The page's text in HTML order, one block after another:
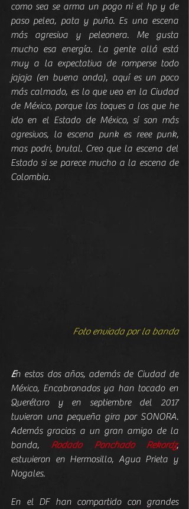
como sea se arma un pogo ni el hp y de
paso pelea, pata y puño. Es una escena
más agresiva y peleonera. Me gusta
mucho esa energía. La gente allá está
muy a la expectativa de romperse todo
jajaja (en buena onda), aquí es un poco
más calmado, es lo que veo en la Ciudad
de México, porque los toques a los que he
ido en el Estado de México, sí son más
agresivos, la escena punk es reee punk,
mas podri, brutal. Creo que la escena del
Estado si se parece mucho a la escena de
Colombia.
Foto enviada por la banda
En estos dos años, además de Ciudad de
México, Encabronados ya han tocado en
Querétaro y en septiembre del 2017
tuvieron una pequeña gira por SONORA.
Además gracias a un gran amigo de la
banda, Rodado Ponchado Rekordz,
estuvieron en Hermosillo, Agua Prieta y
Nogales.
En el DF han compartido con grandes